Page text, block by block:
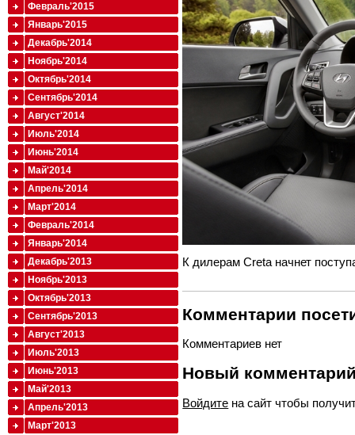
К дилерам Creta начнет
Комментарии
Комментариев нет
Новый
Войдите на сайт чтобы
Февраль'2015
Январь'2015
Декабрь'2014
Ноябрь'2014
Октябрь'2014
Сентябрь'2014
Август'2014
Июль'2014
Июнь'2014
Май'2014
Апрель'2014
Март'2014
Февраль'2014
Январь'2014
Декабрь'2013
Ноябрь'2013
Октябрь'2013
Сентябрь'2013
Август'2013
Июль'2013
Июнь'2013
Май'2013
Апрель'2013
Март'2013